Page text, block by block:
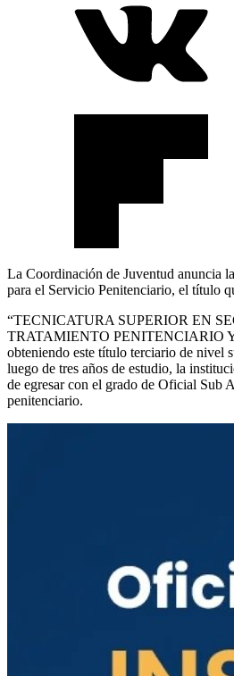
La Coordinación de Juventud anuncia
para el Servicio Penitenciario, el título
“TECNICATURA SUPERIOR EN
TRATAMIENTO PENITENCIARIO
obteniendo este título terciario de nivel
luego de tres años de estudio, la
de egresar con el grado de Oficial Sub
penitenciario.